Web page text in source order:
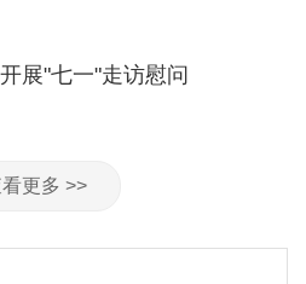
展"七一"走访慰问
更多 >>